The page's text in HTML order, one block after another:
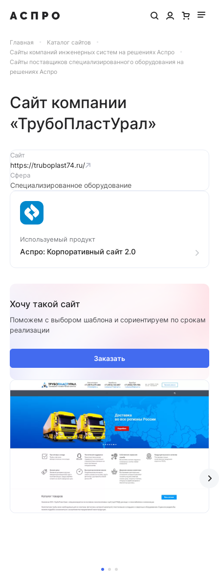
Главная
Каталог сайтов
Сайты компаний инженерных систем на решениях Аспро
Сайты поставщиков специализированного оборудования на
решениях Аспро
Сайт компании
«ТрубоПластУрал»
Сайт
https://truboplast74.ru/
Сфера
Специализированное оборудование
Используемый продукт
Аспро: Корпоративный сайт 2.0
Хочу такой сайт
Поможем с выбором шаблона и сориентируем по срокам
реализации
Заказать